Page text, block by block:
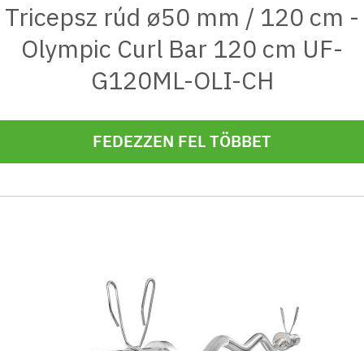
Tricepsz rúd ø50 mm / 120 cm -
Olympic Curl Bar 120 cm UF-
G120ML-OLI-CH
FEDEZZEN FEL TÖBBET